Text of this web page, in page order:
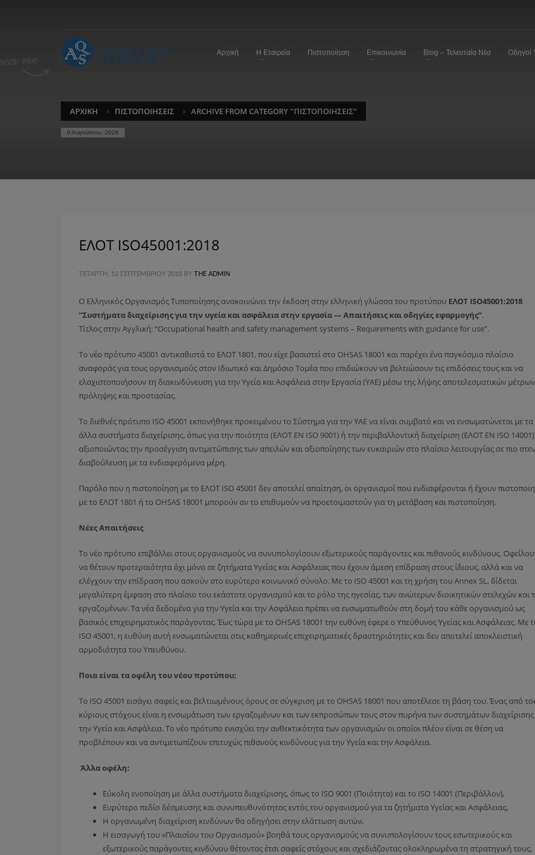
Αρχική Η Εταιρεία Πιστοποίηση Επικοινωνία Blog – Τελευταία Νέα Οδηγοί
ΑΡΧΙΚΉ ΠΙΣΤΟΠΟΙΉΣΕΙΣ ARCHIVE FROM CATEGORY "ΠΙΣΤΟΠΟΙΉΣΕΙΣ"
9 Αυγούστου, 2026
ΕΛΟΤ ISO45001:2018
ΤΕΤΆΡΤΗ, 12 ΣΕΠΤΕΜΒΡΊΟΥ 2018 BY THE ADMIN
Ο Ελληνικός Οργανισμός Τυποποίησης ανακοινώνει την έκδοση στην ελληνική γλώσσα του προτύπου ΕΛΟΤ ISO45001:2018
“Συστήματα διαχείρισης για την υγεία και ασφάλεια στην εργασία— Απαιτήσεις και οδηγίες εφαρμογής”.
Τίτλος στην Αγγλική: “Occupational health and safety management systems – Requirements with guidance for use”.
Το νέο πρότυπο 45001 αντικαθιστά το ΕΛΟΤ 1801, που είχε βασιστεί στο OHSAS 18001 και παρέχει ένα παγκόσμιο πλαίσιο
αναφοράς για τους οργανισμούς στον Ιδιωτικό και Δημόσιο Τομέα που επιδιώκουν να βελτιώσουν τις επιδόσεις τους και να
ελαχιστοποιήσουν τη διακινδύνευση για την Υγεία και Ασφάλεια στην Εργασία (ΥΑΕ) μέσω της λήψης αποτελεσματικών μέτρων
πρόληψης και προστασίας.
Το διεθνές πρότυπο ISO 45001 εκπονήθηκε προκειμένου το Σύστημα για την ΥΑΕ να είναι συμβατό και να ενσωματώνεται με τα
άλλα συστήματα διαχείρισης, όπως για την ποιότητα (ΕΛΟΤ ΕΝ ISO 9001) ή την περιβαλλοντική διαχείριση (ΕΛΟΤ ΕΝ ISO 14001),
αξιοποιώντας την προσέγγιση αντιμετώπισης των απειλών και αξιοποίησης των ευκαιριών στο πλαίσιο λειτουργίας σε πιο
διαβούλευση με τα ενδιαφερόμενα μέρη.
Παρόλο που η πιστοποίηση με το ΕΛΟΤ ISO 45001 δεν αποτελεί απαίτηση, οι οργανισμοί που ενδιαφέρονται ή έχουν
με το ΕΛΟΤ 1801 ή το OHSAS 18001 μπορούν αν το επιθυμούν να προετοιμαστούν για τη μετάβαση και πιστοποίηση.
Νέες Απαιτήσεις
Το νέο πρότυπο επιβάλλει στους οργανισμούς να συνυπολογίσουν εξωτερικούς παράγοντες και πιθανούς κινδύνους.
να θέτουν προτεραιότητα όχι μόνο σε ζητήματα Υγείας και Ασφάλειας που έχουν άμεση επίδραση στους ίδιους, αλλά και να
ελέγχουν την επίδραση που ασκούν στο ευρύτερο κοινωνικό σύνολο. Με το ISO 45001 και τη χρήση του Annex SL, δίδεται
μεγαλύτερη έμφαση στο πλαίσιο του εκάστοτε οργανισμού και το ρόλο της ηγεσίας, των ανώτερων διοικητικών στελεχών και
εργαζομένων. Τα νέα δεδομένα για την Υγεία και την Ασφάλεια πρέπει να ενσωματωθούν στη δομή του κάθε οργανισμού ως
βασικός επιχειρηματικός παράγοντας. Έως τώρα με το OHSAS 18001 την ευθύνη έφερε ο Υπεύθυνος Υγείας και Ασφάλειας. Με
ISO 45001, η ευθύνη αυτή ενσωματώνεται στις καθημερινές επιχειρηματικές δραστηριότητες και δεν αποτελεί αποκλειστική
αρμοδιότητα του Υπευθύνου.
Ποια είναι τα οφέλη του νέου προτύπου;
Το ISO 45001 εισάγει σαφείς και βελτιωμένους όρους σε σύγκριση με το OHSAS 18001 που αποτέλεσε τη βάση του. Ένας από
κύριους στόχους είναι η ενσωμάτωση των εργαζομένων και των εκπροσώπων τους στον πυρήνα των συστημάτων διαχείρισης
την Υγεία και Ασφάλεια. Το νέο πρότυπο ενισχύει την ανθεκτικότητα των οργανισμών οι οποίοι πλέον είναι σε θέση να
προβλέπουν και να αντιμετωπίζουν επιτυχώς πιθανούς κινδύνους για την Υγεία και την Ασφάλεια.
Άλλα οφέλη:
Εύκολη ενοποίηση με άλλα συστήματα διαχείρισης, όπως το ISO 9001 (Ποιότητα) και το ISO 14001 (Περιβάλλον),
Ευρύτερο πεδίο δέσμευσης και συνυπευθυνότητας εντός του οργανισμού για τα ζητήματα Υγείας και Ασφάλειας,
Η οργανωμένη διαχείριση κινδύνων θα οδηγήσει στην ελάττωση αυτών,
Η εισαγωγή του «Πλαισίου του Οργανισμού» βοηθά τους οργανισμούς να συνυπολογίσουν τους εσωτερικούς και
εξωτερικούς παράγοντες κινδύνου θέτοντας έτσι σαφείς στόχους και σχεδιάζοντας ολοκληρωμένα τη στρατηγική τους,